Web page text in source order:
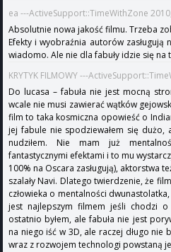
ea ---ActiveSupport::TimeWithZone
Absolutnie nowa jakość filmu. Trzeba
Efekty i wyobraźnia autorów zasługują
wiadomo. Ale nie dla fabuły idzie się na
KRYTYK FILMOWY ---
Do lucasa – fabuła nie jest mocną
wcale nie musi zawierać wątków
film to taka kosmiczna opowieść o
jej fabule nie spodziewałem się dużo,
nudziłem. Nie mam już
fantastycznymi efektami i to mu
100% na Oscara zasługują), aktorstwa
szalały Navi. Dlatego twierdzenie, że
człowieka o mentalności
jest najlepszym filmem jeśli chodzi
ostatnio byłem, ale fabuła nie jest
na niego iść w 3D, ale raczej długo nie
wraz z rozwojem technologi powstaną